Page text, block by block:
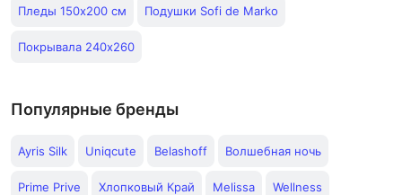
Пледы 150x200 см Подушки Sofi de Marko
Покрывала 240х260
Популярные бренды
Ayris Silk Uniqcute Belashoff Волшебная ночь
Prime Prive Хлопковый Край Melissa Wellness